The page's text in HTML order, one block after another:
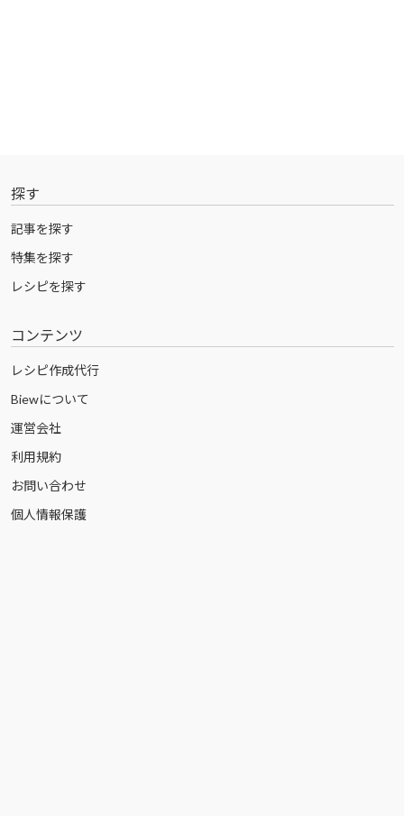
探す
記事を探す
特集を探す
レシピを探す
コンテンツ
レシピ作成代行
Biewについて
運営会社
利用規約
お問い合わせ
個人情報保護